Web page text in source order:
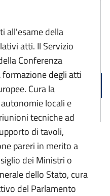
all'esame della
atti. Il Servizio
Conferenza
degli atti
Cura la
locali e
tecniche ad
di tavoli,
pareri in merito a
dei Ministri o
dello Stato, cura
del Parlamento